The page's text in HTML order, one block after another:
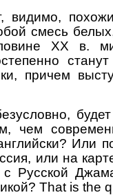
видимо,
смесь
XX в.
причем
чем
Или
или на
с Русской
That is the